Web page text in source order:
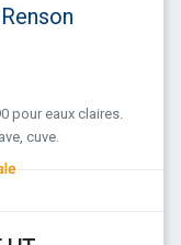
pour eaux claires.
cuve.